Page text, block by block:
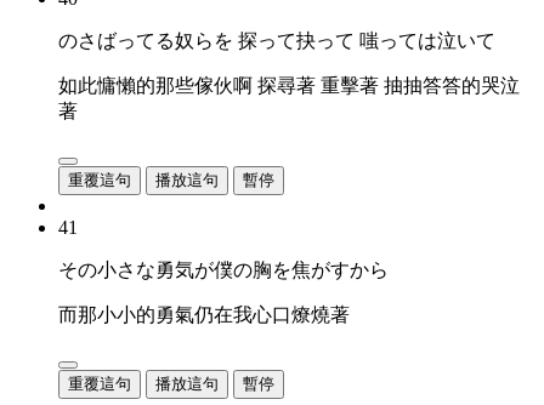
のさばってる奴らを 探って抉って 嗤っては泣いて
如此慵懶的那些傢伙啊 探尋著 重擊著 抽抽答答的哭泣
著
重覆這句 播放這句 暫停
41
その小さな勇気が僕の胸を焦がすから
而那小小的勇氣仍在我心口燎燒著
重覆這句 播放這句 暫停